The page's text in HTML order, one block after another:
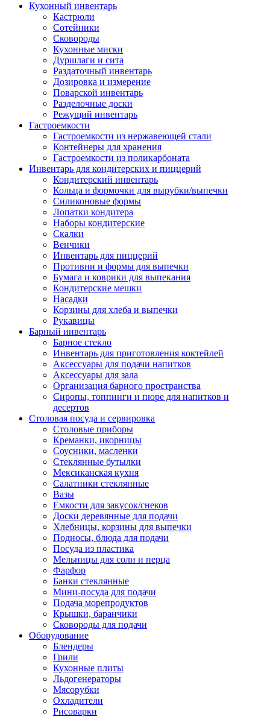
Кухонный инвентарь
Кастрюли
Сотейники
Сковороды
Кухонные миски
Дуршлаги и сита
Раздаточный инвентарь
Дозировка и измерение
Поварской инвентарь
Разделочные доски
Режущий инвентарь
Гастроемкости
Гастроемкости из нержавеющей стали
Контейнеры для хранения
Гастроемкости из поликарбоната
Инвентарь для кондитерских и пиццерий
Кондитерский инвентарь
Кольца и формочки для вырубки/выпечки
Силиконовые формы
Лопатки кондитера
Наборы кондитерские
Скалки
Венчики
Инвентарь для пиццерий
Противни и формы для выпечки
Бумага и коврики для выпекания
Кондитерские мешки
Насадки
Корзины для хлеба и выпечки
Рукавицы
Барный инвентарь
Барное стекло
Инвентарь для приготовления коктейлей
Аксессуары для подачи напитков
Аксессуары для зала
Организация барного пространства
Сиропы, топпинги и пюре для напитков и
десертов
Столовая посуда и сервировка
Столовые приборы
Креманки, икорницы
Соусники, масленки
Стеклянные бутылки
Мексиканская кухня
Салатники стеклянные
Вазы
Емкости для закусок/снеков
Доски деревянные для подачи
Хлебницы, корзины для выпечки
Подносы, блюда для подачи
Посуда из пластика
Мельницы для соли и перца
Фарфор
Банки стеклянные
Мини-посуда для подачи
Подача морепродуктов
Крышки, баранчики
Сковороды для подачи
Оборудование
Блендеры
Грили
Кухонные плиты
Льдогенераторы
Мясорубки
Охладители
Рисоварки